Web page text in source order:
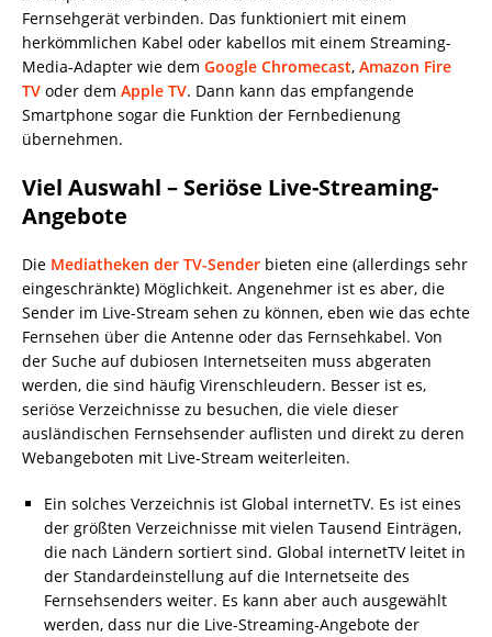
Fernsehgerät verbinden. Das funktioniert mit einem
herkömmlichen Kabel oder kabellos mit einem Streaming-
Media-Adapter wie dem Google Chromecast, Amazon Fire
TV oder dem Apple TV. Dann kann das empfangende
Smartphone sogar die Funktion der Fernbedienung
übernehmen.
Viel Auswahl – Seriöse Live-Streaming-
Angebote
Die Mediatheken der TV-Sender bieten eine (allerdings sehr
eingeschränkte) Möglichkeit. Angenehmer ist es aber, die
Sender im Live-Stream sehen zu können, eben wie das echte
Fernsehen über die Antenne oder das Fernsehkabel. Von
der Suche auf dubiosen Internetseiten muss abgeraten
werden, die sind häufig Virenschleudern. Besser ist es,
seriöse Verzeichnisse zu besuchen, die viele dieser
ausländischen Fernsehsender auflisten und direkt zu deren
Webangeboten mit Live-Stream weiterleiten.
Ein solches Verzeichnis ist Global internetTV. Es ist eines
der größten Verzeichnisse mit vielen Tausend Einträgen,
die nach Ländern sortiert sind. Global internetTV leitet in
der Standardeinstellung auf die Internetseite des
Fernsehsenders weiter. Es kann aber auch ausgewählt
werden, dass nur die Live-Streaming-Angebote der